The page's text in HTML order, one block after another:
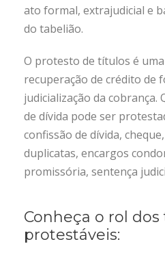
ato formal, extrajudicial e
do tabelião.
O protesto de títulos é
recuperação de crédito de
judicialização da cobrança.
de dívida pode ser
confissão de dívida,
duplicatas, encargos
promissória, sentença
Conheça o rol
protestáveis: